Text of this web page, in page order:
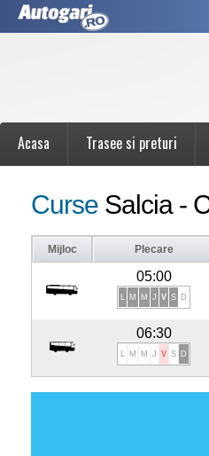
Acasa Trasee si preturi
Curse Salcia -
Mijloc Plecare
05:00
L M M J V S D
06:30
L M M J V S D